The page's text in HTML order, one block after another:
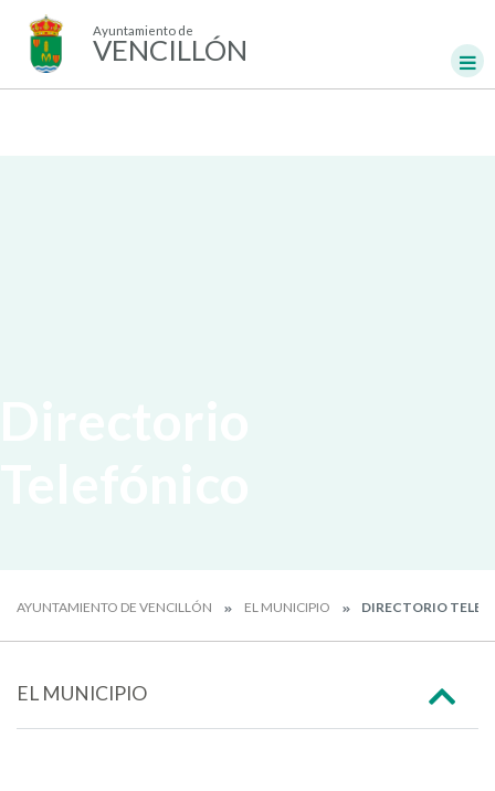
Ayuntamiento de
VENCILLÓN
AYUNTAMIENTO DE VENCILLÓN EL MUNICIPIO DIRECTORIO
EL MUNICIPIO